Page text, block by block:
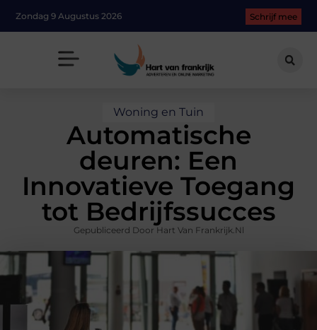
Zondag 9 Augustus 2026 Schrijf mee
Woning en Tuin
Automatische
deuren: Een
Innovatieve Toegang
tot Bedrijfssucces
Gepubliceerd Door Hart Van Frankrijk.nl